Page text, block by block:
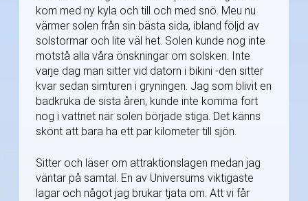
kom med ny kyla och till och med snö. Meu nu
värmer solen från sin bästa sida, ibland följd av
solstormar och lite väl het. Solen kunde nog inte
motstå alla våra önskningar om solsken. Inte
varje dag man sitter vid datorn i bikini -den sitter
kvar sedan simturen i gryningen. Jag som blivit en
badkruka de sista åren, kunde inte komma fort
nog i vattnet när solen började stiga. Det känns
skönt att bara ha ett par kilometer till sjön.
Sitter och läser om attraktionslagen medan jag
väntar på samtal. En av Universums viktigaste
lagar och något jag brukar tjata om. Att vi får